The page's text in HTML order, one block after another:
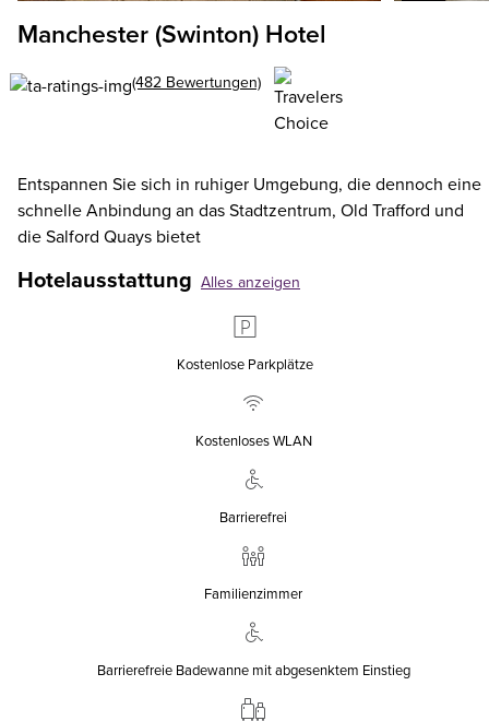
Manchester (Swinton) Hotel
(482 Bewertungen)
Entspannen Sie sich in ruhiger Umgebung, die dennoch eine
schnelle Anbindung an das Stadtzentrum, Old Trafford und
die Salford Quays bietet
Hotelausstattung Alles anzeigen
Kostenlose Parkplätze
Kostenloses WLAN
Barrierefrei
Familienzimmer
Barrierefreie Badewanne mit abgesenktem Einstieg